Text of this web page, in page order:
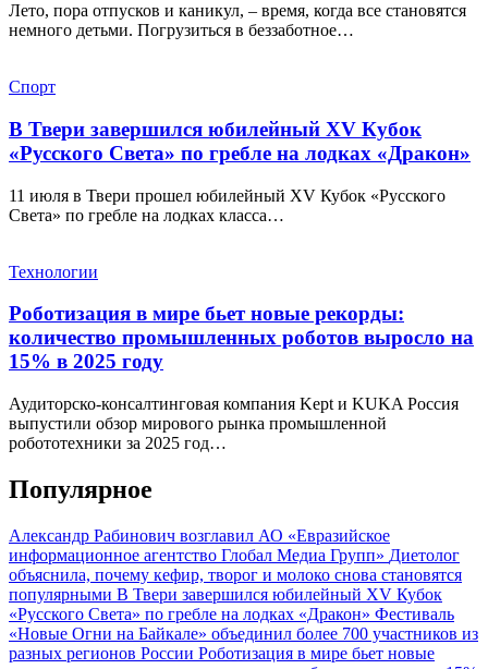
Лето, пора отпусков и каникул, – время, когда все становятся
немного детьми. Погрузиться в беззаботное…
Спорт
В Твери завершился юбилейный XV Кубок
«Русского Света» по гребле на лодках «Дракон»
11 июля в Твери прошел юбилейный XV Кубок «Русского
Света» по гребле на лодках класса…
Технологии
Роботизация в мире бьет новые рекорды:
количество промышленных роботов выросло на
15% в 2025 году
Аудиторско-консалтинговая компания Kept и KUKA Россия
выпустили обзор мирового рынка промышленной
робототехники за 2025 год…
Популярное
Александр Рабинович возглавил АО «Евразийское
информационное агентство Глобал Медиа Групп» Диетолог
объяснила, почему кефир, творог и молоко снова становятся
популярными В Твери завершился юбилейный XV Кубок
«Русского Света» по гребле на лодках «Дракон» Фестиваль
«Новые Огни на Байкале» объединил более 700 участников из
разных регионов России Роботизация в мире бьет новые